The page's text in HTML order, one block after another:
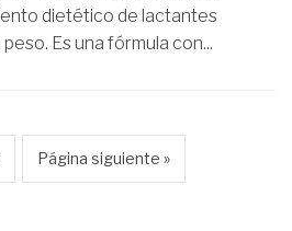
dietético de lactantes
Es una fórmula con...
Página siguiente »